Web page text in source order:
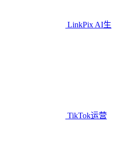
LinkPix AI生
TikTok运营